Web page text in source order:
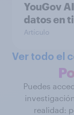
YouGov
datos en
Artículo
Ver todo el
Puedes
realidad: